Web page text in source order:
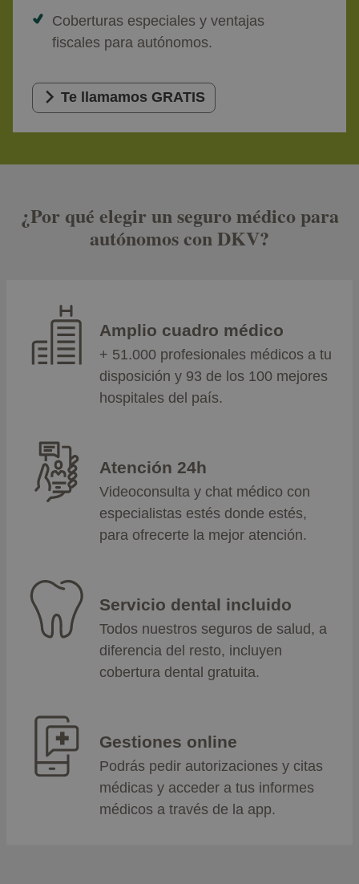
Coberturas especiales y ventajas
fiscales para autónomos.
Te llamamos GRATIS
¿Por qué elegir un seguro médico para
autónomos con DKV?
Amplio cuadro médico
+ 51.000 profesionales médicos a tu
disposición y 93 de los 100 mejores
hospitales del país.
Atención 24h
Videoconsulta y chat médico con
especialistas estés donde estés,
para ofrecerte la mejor atención.
Servicio dental incluido
Todos nuestros seguros de salud, a
diferencia del resto, incluyen
cobertura dental gratuita.
Gestiones online
Podrás pedir autorizaciones y citas
médicas y acceder a tus informes
médicos a través de la app.